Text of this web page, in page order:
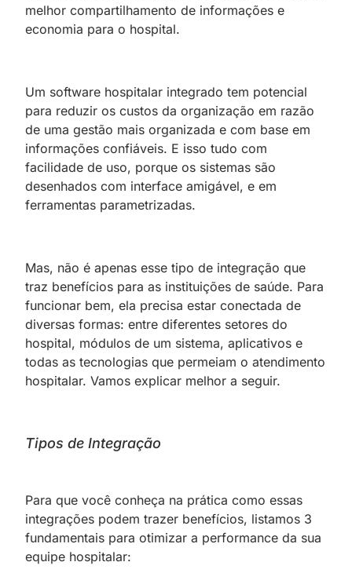
melhor compartilhamento de informações e
economia para o hospital.
Um software hospitalar integrado tem potencial
para reduzir os custos da organização em razão
de uma gestão mais organizada e com base em
informações confiáveis. E isso tudo com
facilidade de uso, porque os sistemas são
desenhados com interface amigável, e em
ferramentas parametrizadas.
Mas, não é apenas esse tipo de integração que
traz benefícios para as instituições de saúde. Para
funcionar bem, ela precisa estar conectada de
diversas formas: entre diferentes setores do
hospital, módulos de um sistema, aplicativos e
todas as tecnologias que permeiam o atendimento
hospitalar. Vamos explicar melhor a seguir.
Tipos de Integração
Para que você conheça na prática como essas
integrações podem trazer benefícios, listamos 3
fundamentais para otimizar a performance da sua
equipe hospitalar: